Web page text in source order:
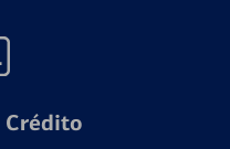
Crédito